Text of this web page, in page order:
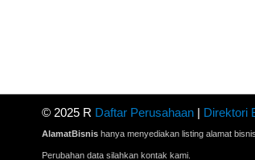
© 2025 R Daftar Perusahaan | Direktori
AlamatBisnis hanya menyediakan listing alamat
Perubahan data silahkan kontak kami.